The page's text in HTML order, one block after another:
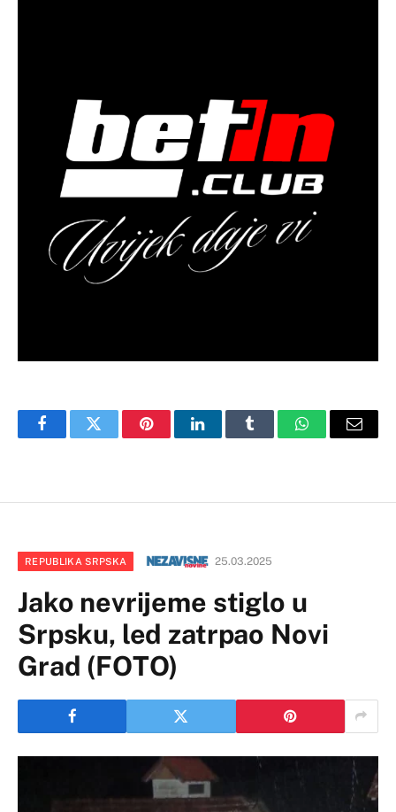
FacebookTwitter PinterestLinkedInTumblr WhatsAppEmail
REPUBLIKA SRPSKA 25.03.2025
Jako nevrijeme stiglo u
Srpsku, led zatrpao Novi
Grad (FOTO)